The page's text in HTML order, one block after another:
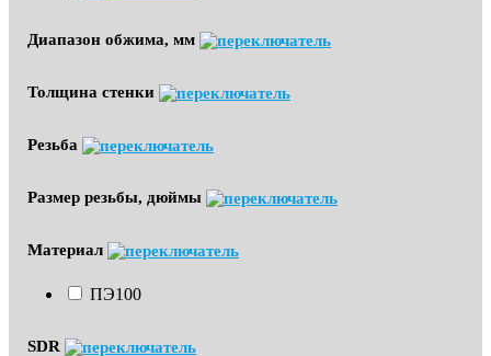
Диапазон обжима, мм
Толщина стенки
Резьба
Размер резьбы, дюймы
Материал
ПЭ100
SDR